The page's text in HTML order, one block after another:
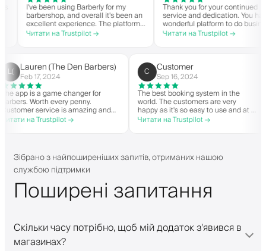
I've been using Barberly for my
barbershop, and overall it's been an
excellent experience. The platform
is easy to use, reliable, and has
streamlined my booking process.
helpful.
Читати на Trustpilot →
Thank you for your continued
service and dedication. You have a
wonderful platform to do business
with good spirit. Thank you from
CTG Barbershop.
Читати на Trustpilot →
to
L( Lauren (The Den Barbers)
Feb 17, 2024
The app is a game changer for
barbers. Worth every penny.
Customer service is amazing and
helps with everything or whatever
they need. Definitely recommend.
Читати на Trustpilot →
C Customer
Sep 16, 2024
The best booking system in the
world. The customers are very
happy as it's so easy to use
great price. Plus, you get your
personalised app, which is
system.
Читати на Trustpilot →
Зібрано з найпоширеніших запитів, отриманих нашою
службою підтримки
Поширені запитання
Скільки часу потрібно, щоб мій додаток з'явився в
магазинах?